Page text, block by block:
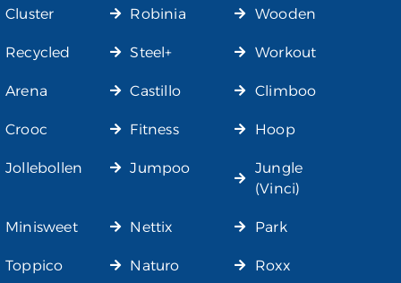
Cluster Robinia Wooden
Recycled Steel+ Workout
Arena Castillo Climboo
Crooc Fitness Hoop
Jollebollen Jumpoo
Jungle
(Vinci)
Minisweet Nettix Park
Toppico Naturo Roxx